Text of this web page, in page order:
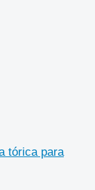
tórica para